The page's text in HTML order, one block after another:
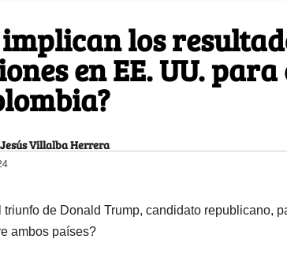
implican los
en EE. UU.
Villalba Herrera
de Donald Trump, candidato republicano,
ambos países?